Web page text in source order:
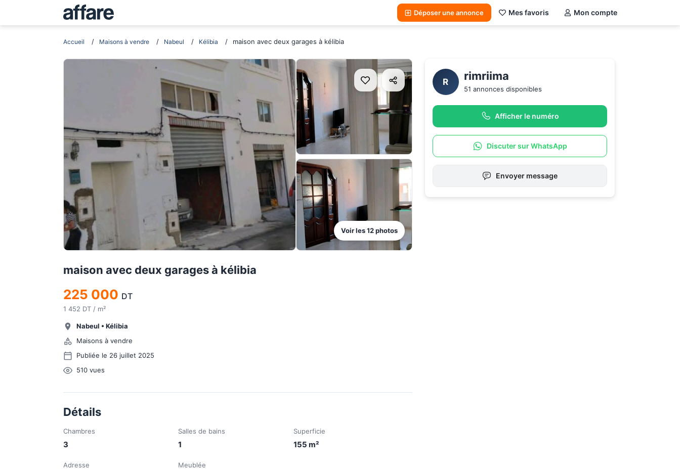
Déposer une annonce Mes favoris Mon compte
Accueil Maisons à vendre Nabeul Kélibia maison avec deux garages à kélibia
Voir les12photos
maison avec deux garages à kélibia
225 000 DT
1 452 DT / m²
Nabeul • Kélibia
Maisons à vendre
Publiée le 26 juillet 2025
510vues
Détails
Chambres
3
Salles de bains
1
Superficie
155 m²
Adresse Meublée
R rimriima
51 annonces disponibles
Afficher le numéro
Discuter sur WhatsApp
Envoyer message